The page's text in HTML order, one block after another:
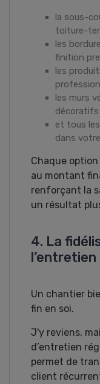
la sous-
toiture-
les
finition
les
les murs
décoratifs
et tous
dans
Chaque
au montant
renforçant la
un résultat
4. La
Un chantier
fin en soi.
J'y reviens,
d’entretien
permet de
client